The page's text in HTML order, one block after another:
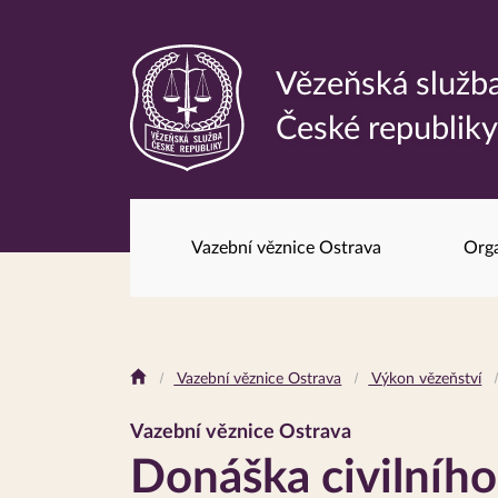
Odkaz
na
Vězeňská
České republiky
Vazební věznice Ostrava
Drobečková
Vazební věznice Ostrava Výkon vězeňství
Vazební věznice Ostrava
Donáška